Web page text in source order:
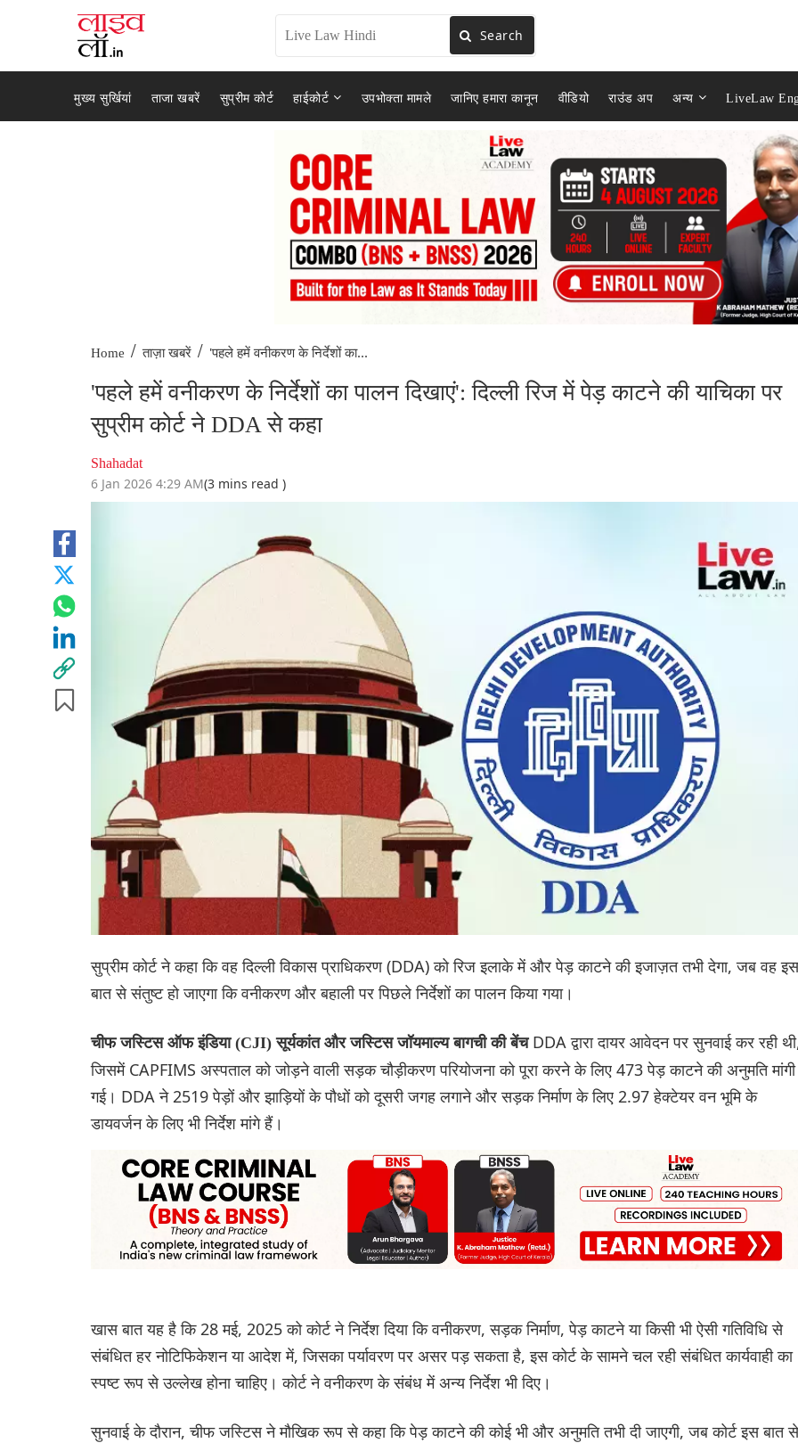
Search
मुख्य सुर्खियां ताजा खबरें सुप्रीम कोर्ट हाईकोर्ट उपभोक्ता मामले जानिए हमारा कानून वीडियो राउंड अप अन्य LiveLaw
Home / ताज़ा खबरें / 'पहले हमें वनीकरण के निर्देशों का...
'पहले हमें वनीकरण के निर्देशों का पालन दिखाएं': दिल्ली रिज में पेड़ काटने की याचिका पर
सुप्रीम कोर्ट ने DDA से कहा
Shahadat
6 Jan 2026 4:29 AM(3 mins read )
सुप्रीम कोर्ट ने कहा कि वह दिल्ली विकास प्राधिकरण (DDA) को रिज इलाके में और पेड़ काटने की इजाज़त तभी देगा, जब वह इस
बात से संतुष्ट हो जाएगा कि वनीकरण और बहाली पर पिछले निर्देशों का पालन किया गया।
चीफ जस्टिस ऑफ इंडिया (CJI) सूर्यकांत और जस्टिस जॉयमाल्य बागची की बेंचDDA द्वारा दायर आवेदन पर सुनवाई कर रही
जिसमें CAPFIMS अस्पताल को जोड़ने वाली सड़क चौड़ीकरण परियोजना को पूरा करने के लिए 473 पेड़ काटने की अनुमति मांगी
गई। DDA ने 2519 पेड़ों और झाड़ियों के पौधों को दूसरी जगह लगाने और सड़क निर्माण के लिए 2.97 हेक्टेयर वन भूमि के
डायवर्जन के लिए भी निर्देश मांगे हैं।
खास बात यह है कि 28 मई, 2025 को कोर्ट ने निर्देश दिया कि वनीकरण, सड़क निर्माण, पेड़ काटने या किसी भी ऐसी गतिविधि से
संबंधित हर नोटिफिकेशन या आदेश में, जिसका पर्यावरण पर असर पड़ सकता है, इस कोर्ट के सामने चल रही संबंधित कार्यवाही का
स्पष्ट रूप से उल्लेख होना चाहिए। कोर्ट ने वनीकरण के संबंध में अन्य निर्देश भी दिए।
सुनवाई के दौरान, चीफ जस्टिस ने मौखिक रूप से कहा कि पेड़ काटने की कोई भी और अनुमति तभी दी जाएगी, जब कोर्ट इस बात से